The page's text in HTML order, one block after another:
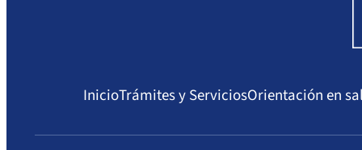
InicioTrámites y ServiciosOrientación en